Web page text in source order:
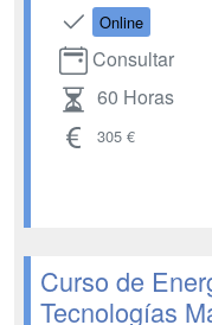
Online
Consultar
60 Horas
305 €
Curso de
Tecnologías